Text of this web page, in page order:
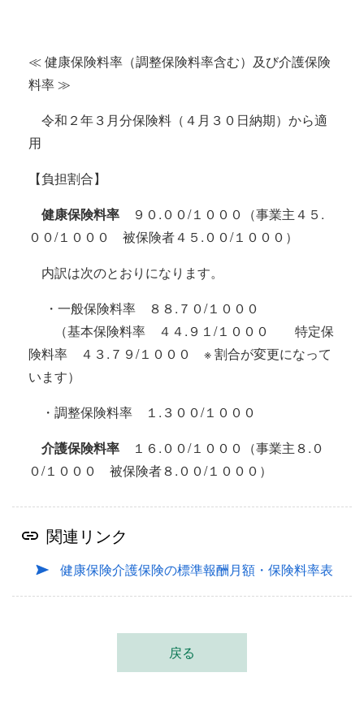
≪ 健康保険料率（調整保険料率含む）及び介護保険
料率 ≫
令和２年３月分保険料（４月３０日納期）から適
用
【負担割合】
健康保険料率 ９０.００/１０００（事業主４５.
００/１０００ 被保険者４５.００/１０００）
内訳は次のとおりになります。
・一般保険料率 ８８.７０/１０００
（基本保険料率 ４４.９１/１０００ 特定保
険料率 ４３.７９/１０００ ※ 割合が変更になって
います）
・調整保険料率 １.３００/１０００
介護保険料率 １６.００/１０００（事業主８.０
０/１０００ 被保険者８.００/１０００）
関連リンク
健康保険介護保険の標準報酬月額・保険料率表
戻る